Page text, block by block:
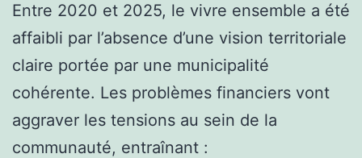
Entre 2020 et 2025, le vivre ensemble a été
affaibli par l’absence d’une vision territoriale
claire portée par une municipalité
cohérente. Les problèmes financiers vont
aggraver les tensions au sein de la
communauté, entraînant :